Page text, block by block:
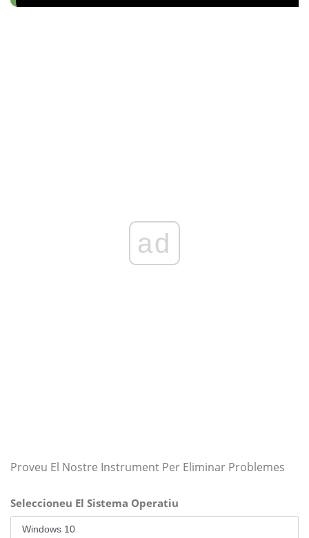
ad
Proveu El Nostre Instrument Per Eliminar Problemes
Seleccioneu El Sistema Operatiu